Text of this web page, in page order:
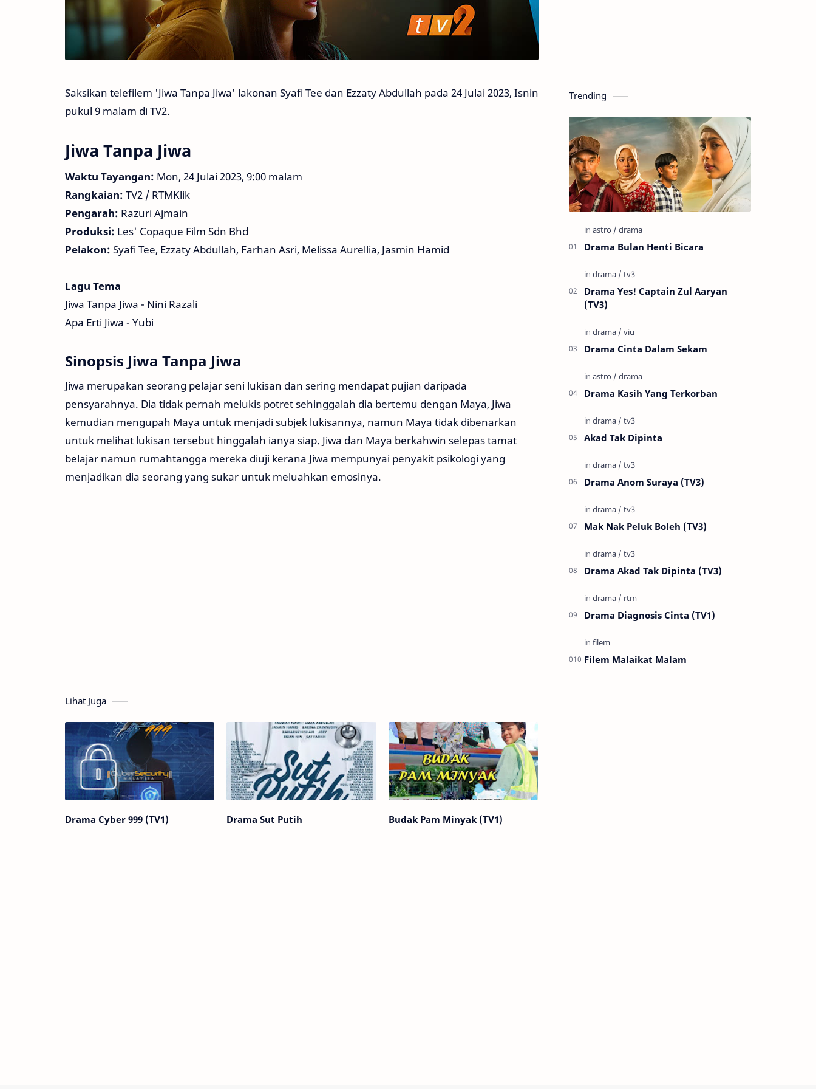
Saksikan telefilem 'Jiwa Tanpa Jiwa' lakonan Syafi Tee dan Ezzaty Abdullah pada 24 Julai 2023, Isnin
pukul 9 malam di TV2.
Jiwa Tanpa Jiwa
Waktu Tayangan: Mon, 24 Julai 2023, 9:00 malam
Rangkaian: TV2 / RTMKlik
Pengarah: Razuri Ajmain
Produksi: Les' Copaque Film Sdn Bhd
Pelakon: Syafi Tee, Ezzaty Abdullah, Farhan Asri, Melissa Aurellia, Jasmin Hamid
Lagu Tema
Jiwa Tanpa Jiwa - Nini Razali
Apa Erti Jiwa - Yubi
Sinopsis Jiwa Tanpa Jiwa
Jiwa merupakan seorang pelajar seni lukisan dan sering mendapat pujian daripada
pensyarahnya. Dia tidak pernah melukis potret sehinggalah dia bertemu dengan Maya, Jiwa
kemudian mengupah Maya untuk menjadi subjek lukisannya, namun Maya tidak dibenarkan
untuk melihat lukisan tersebut hinggalah ianya siap. Jiwa dan Maya berkahwin selepas tamat
belajar namun rumahtangga mereka diuji kerana Jiwa mempunyai penyakit psikologi yang
menjadikan dia seorang yang sukar untuk meluahkan emosinya.
Lihat Juga
Drama Cyber 999 (TV1) Drama Sut Putih Budak Pam Minyak (TV1)
Trending
Drama Bulan Henti Bicara
Drama Yes! Captain Zul Aaryan
(TV3)
Drama Cinta Dalam Sekam
Drama Kasih Yang Terkorban
Akad Tak Dipinta
Drama Anom Suraya (TV3)
Mak Nak Peluk Boleh (TV3)
Drama Akad Tak Dipinta (TV3)
Drama Diagnosis Cinta (TV1)
Filem Malaikat Malam